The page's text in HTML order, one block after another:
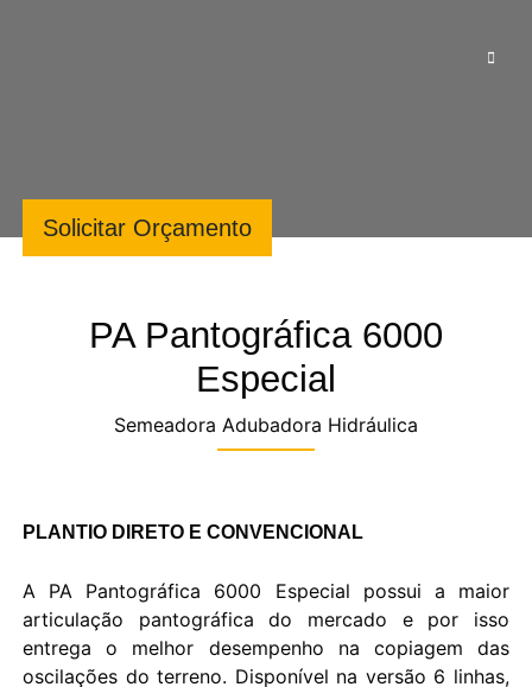
Solicitar Orçamento
PA Pantográfica 6000
Especial
Semeadora Adubadora Hidráulica
PLANTIO DIRETO E CONVENCIONAL
A PA Pantográfica 6000 Especial possui a maior
articulação pantográfica do mercado e por isso
entrega o melhor desempenho na copiagem das
oscilações do terreno. Disponível na versão 6 linhas,